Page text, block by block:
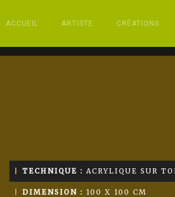
ACCUEIL ARTISTE CRÉATIONS
TECHNIQUE : ACRYLIQUE SUR
DIMENSION : 100 X 100 CM